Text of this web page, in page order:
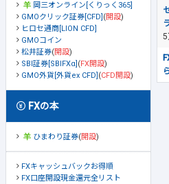
岡三オンライン[くりっく365]
GMOクリック証券[CFD] (開設)
ヒロセ通商[LION CFD]
GMOコイン
松井証券(開設)
SBI証券[SBIFXα] (FX開設)
GMO外貨[外貨ex CFD] (CFD開設)
FXの本
ひまわり証券(開設)
FXキャッシュバックお得順
FX口座開設現金還元全リスト
5